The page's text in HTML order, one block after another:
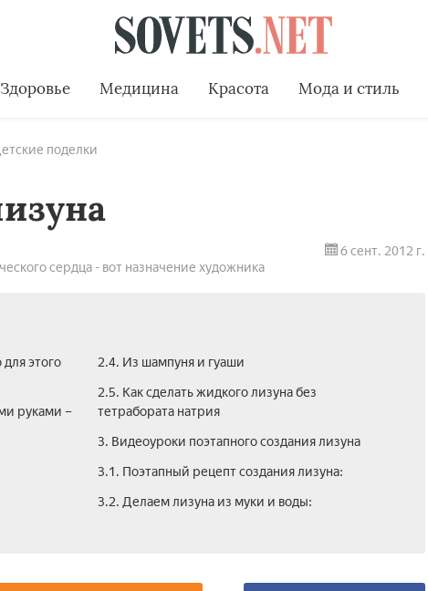
Здоровье Медицина Красота Мода и стиль
поделки
сердца - вот назначение художника
6 сент. 2012 г.
этого
руками –
2.4. Из шампуня и гуаши
2.5. Как сделать жидкого лизуна без
тетрабората натрия
3. Видеоуроки поэтапного создания лизуна
3.1. Поэтапный рецепт создания лизуна:
3.2. Делаем лизуна из муки и воды: